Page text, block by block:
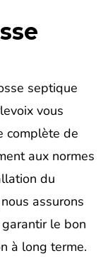
septique
vous
complète de
aux normes
du
assurons
le bon
à long terme.